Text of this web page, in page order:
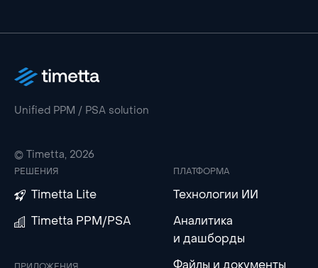
Unified PPM / PSA solution
© Timetta, 2026
РЕШЕНИЯ
Timetta Lite
Timetta PPM/PSA
ПЛАТФОРМА
Технологии ИИ
Аналитика
и дашборды
Файлы и документы